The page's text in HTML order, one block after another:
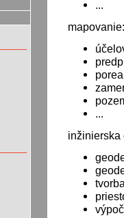
...
mapovanie:
...
inžinierska